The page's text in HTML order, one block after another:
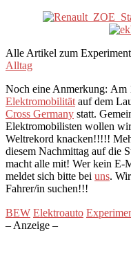
Alle Artikel zum
Alltag
Noch eine Anmerkung: Am
Elektromobilität auf dem
Cross Germany statt.
Elektromobilisten wollen
Weltrekord knacken!!!!!
diesem Nachmittag auf die
macht alle mit! Wer kein E-
meldet sich bitte bei uns.
Fahrer/in suchen!!!
BEW Elektroauto
– Anzeige –